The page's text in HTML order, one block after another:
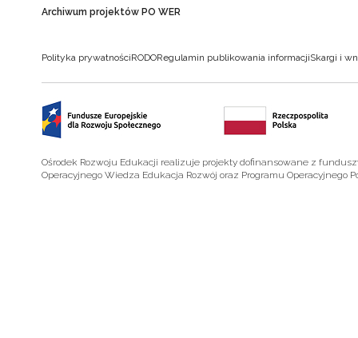
Archiwum projektów PO WER
Polityka prywatnościRODORegulamin publikowania informacjiSkargi i
Ośrodek Rozwoju Edukacji realizuje projekty dofinansowane z
Operacyjnego Wiedza Edukacja Rozwój oraz Programu Operacyjnego